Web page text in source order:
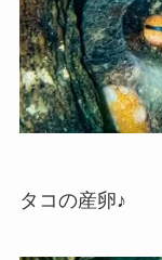
タコの産卵♪